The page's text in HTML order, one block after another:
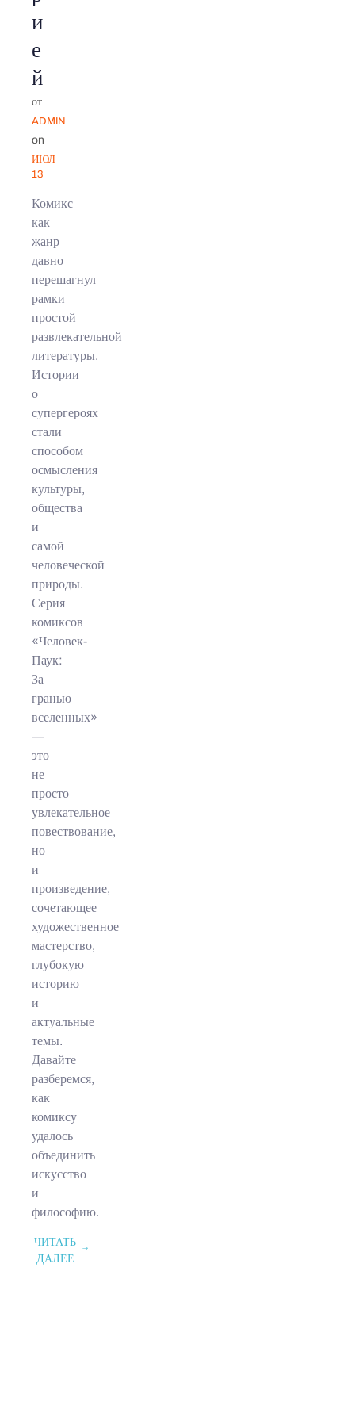
и
е
й
от
ADMIN
on
ИЮЛ
13
Комикс
как
жанр
давно
перешагнул
рамки
простой
развлекательной
литературы.
Истории
о
супергероях
стали
способом
осмысления
культуры,
общества
и
самой
человеческой
природы.
Серия
комиксов
«Человек-
Паук:
За
гранью
вселенных»
—
это
не
просто
увлекательное
повествование,
но
и
произведение,
сочетающее
художественное
мастерство,
глубокую
историю
и
актуальные
темы.
Давайте
разберемся,
как
комиксу
удалось
объединить
искусство
и
философию.
ЧИТАТЬ
ДАЛЕЕ